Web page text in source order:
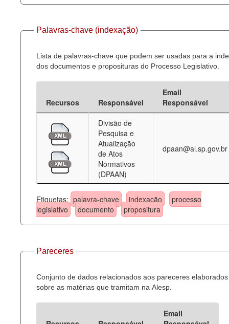
Palavras-chave (indexação)
Lista de palavras-chave que podem ser usadas para a
dos documentos e proposituras do Processo Legislativo.
Recursos Responsável
Email
Responsável
Divisão de
Pesquisa e
Atualização
de Atos
Normativos
(DPAAN)
dpaan@al.sp.gov.br
Etiquetas: palavra-chave indexação
processo
legislativo
documento propositura
Pareceres
Conjunto de dados relacionados aos pareceres elaborados
sobre as matérias que tramitam na Alesp.
Email